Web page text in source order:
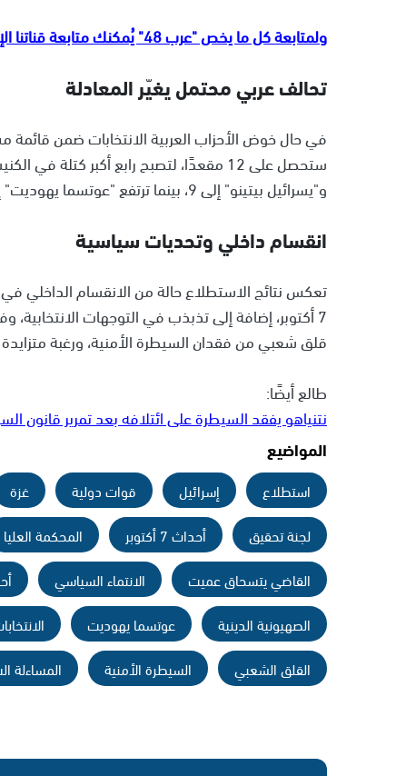
ولمتابعة كل ما يخص "عرب 48" يُمكنك متابعة قناتنا الإخبارية على تلجرام
تحالف عربي محتمل يغيّر المعادلة
في حال خوض الأحزاب العربية الانتخابات ضمن قائمة
و"يسرائيل بيتينو" إلى 9، بينما ترتفع "عوتسما يهوديت" إلى 9 مقاعد.
انقسام داخلي وتحديات سياسية
تعكس نتائج الاستطلاع حالة من الانقسام الداخلي
7 أكتوبر، إضافة إلى تذبذب في التوجهات
قلق شعبي من فقدان السيطرة الأمنية، ورغبة
طالع أيضًا:
نتنياهو يفقد السيطرة على ائتلافه بعد تمرير قانون
المواضيع
استطلاع إسرائيل قوات دولية غزة
لجنة تحقيق
أحداث 7 أكتوبر المحكمة العليا
القاضي يتسحاق عميت
الانتماء السياسي
الصهيونية الدينية
عوتسما يهوديت
القلق الشعبي
السيطرة الأمنية المساءلة